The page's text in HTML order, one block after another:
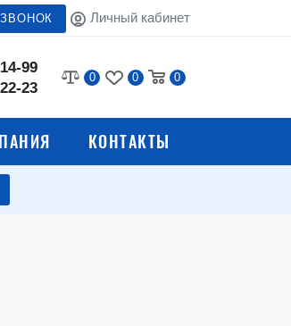
Личный кабинет
99
23
0 0 0
КОНТАКТЫ